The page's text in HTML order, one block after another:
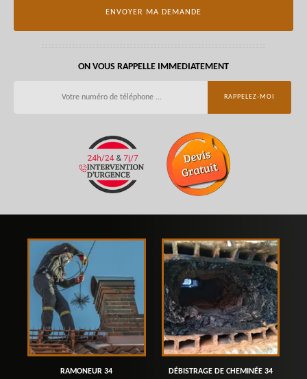
ON VOUS RAPPELLE IMMEDIATEMENT
RAMONEUR 34 DÉBISTRAGE DE CHEMINÉE 34